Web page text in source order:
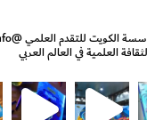
القريب له، حيث
الأكثف في الأحراج
الكويت للتقدم العلمي@kfasinfo
العلمية في العالم العربي
الكتب نتعلّم
رجعنا! ما كنّا بعيد!